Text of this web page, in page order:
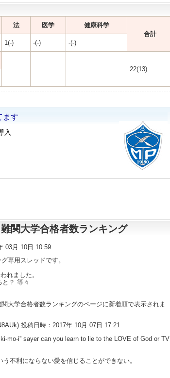
法 医学
健康科学
合計
1(-) -(-) -(-)
22(13)
関大学合格者数ランキング
03月 10日 10:59
専用スレッドです。
れました。
？ 等々
大学合格者数ランキングのページに新着順で表示されま
投稿日時：2017年 10月 07日 17:21
mo-i'' sayer can you learn to lie to the LOVE of God or TV
不利にならない愛を信じることができない。